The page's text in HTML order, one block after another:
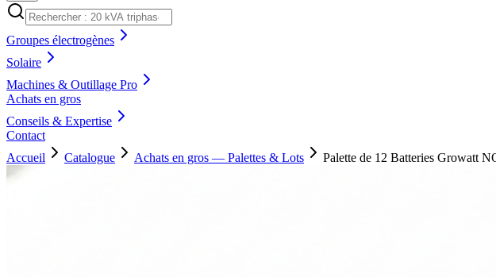
Groupes électrogènes
Solaire
Machines & Outillage Pro
Achats en gros
Conseils & Expertise
Contact
Accueil
Catalogue Achats en gros — Palettes & Lots Palette de 12 Batteries Growatt